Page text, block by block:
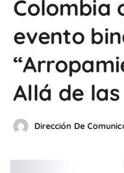
Colombia
evento
Allá de
Dirección De